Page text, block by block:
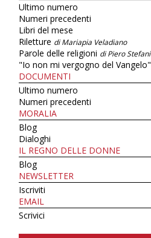
Ultimo numero
Numeri precedenti
Libri del mese
Riletture di Mariapia Veladiano
Parole delle religioni di Piero Stefani
"Io non mi vergogno del Vangelo"
DOCUMENTI
Ultimo numero
Numeri precedenti
MORALIA
Blog
Dialoghi
IL REGNO DELLE DONNE
Blog
NEWSLETTER
Iscriviti
EMAIL
Scrivici